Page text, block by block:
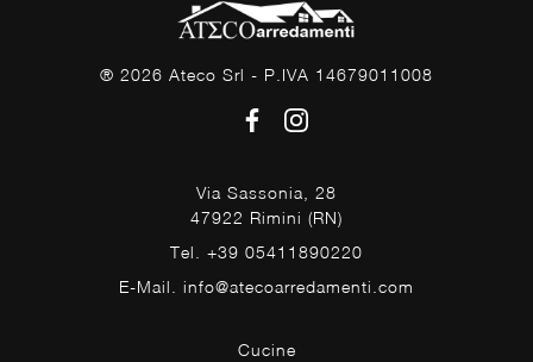
® 2026 Ateco Srl - P.IVA 14679011008
Via Sassonia, 28
47922 Rimini (RN)
Tel. +39 05411890220
E-Mail. info@atecoarredamenti.com
Cucine